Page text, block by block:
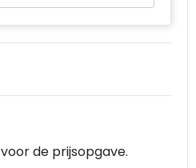
de prijsopgave.